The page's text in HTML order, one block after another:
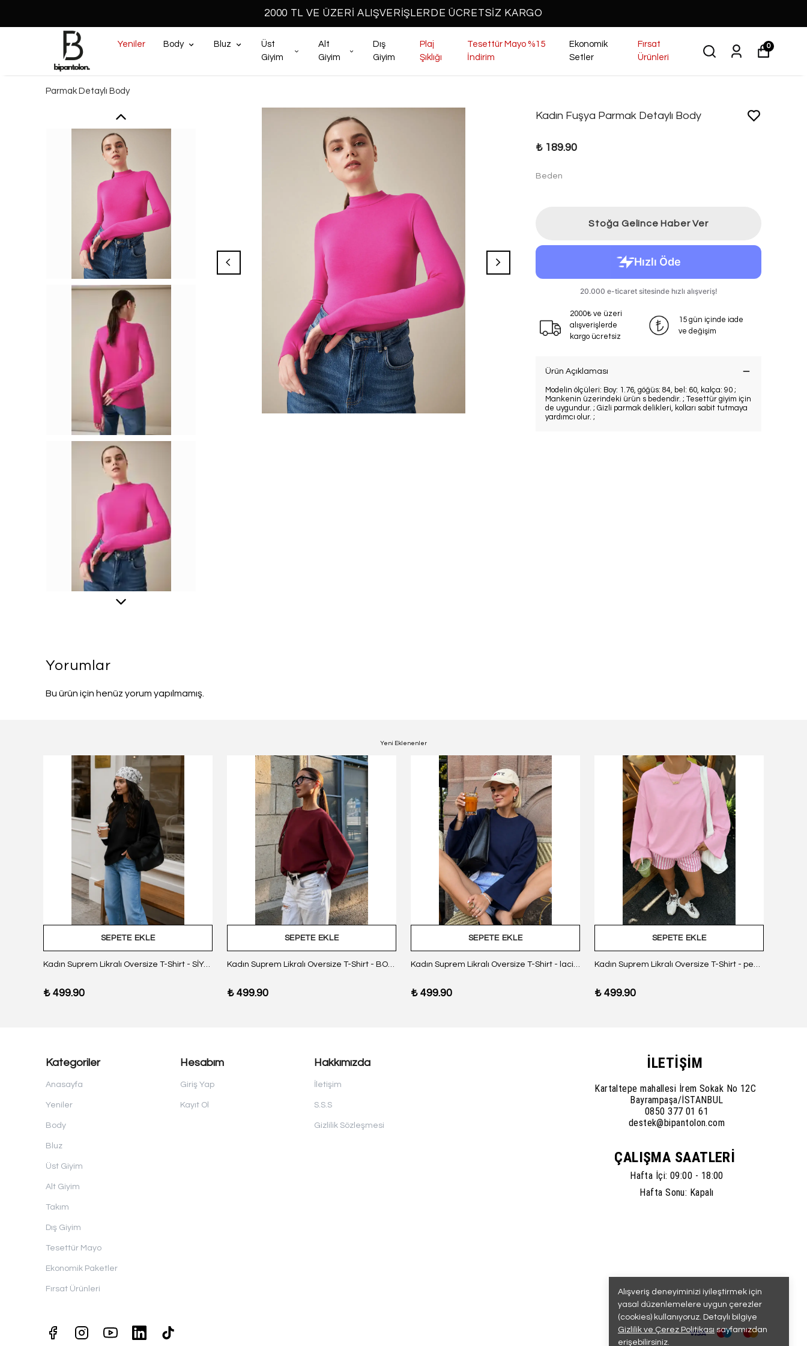
2000 TL VE ÜZERİ ALIŞVERİŞLERDE ÜCRETSİZ KARGO
Yeniler Body Bluz
Üst
Giyim
Alt
Giyim
Dış
Giyim
Plaj
Şıklığı
Tesettür Mayo %15
İndirim
Ekonomik
Setler
Fırsat
Ürünleri
0
Alışveriş deneyiminizi iyileştirmek için
yasal düzenlemelere uygun çerezler
(cookies) kullanıyoruz. Detaylı bilgiye
Gizlilik ve Çerez Politikası sayfamızdan
erişebilirsiniz.
Parmak Detaylı Body
Kadın Fuşya Parmak Detaylı Body
₺ 189.90
Beden
Stoğa Gelince Haber Ver
2000₺ ve üzeri
alışverişlerde
kargo ücretsiz
15 gün içinde iade
ve değişim
Ürün Açıklaması
Modelin ölçüleri: Boy: 1.76, göğüs: 84, bel: 60, kalça: 90 ;
Mankenin üzerindeki ürün s bedendir. ; Tesettür giyim için
de uygundur. ; Gizli parmak delikleri, kolları sabit tutmaya
yardımcı olur. ;
Yorumlar
Bu ürün için henüz yorum yapılmamış.
Yeni Eklenenler
SEPETE EKLE
Kadın Suprem Likralı Oversize T-Shirt - SİYAH
₺ 499.90
SEPETE EKLE
Kadın Suprem Likralı Oversize T-Shirt - BORDO
₺ 499.90
SEPETE EKLE
Kadın Suprem Likralı Oversize T-Shirt - lacivert
₺ 499.90
SEPETE EKLE
Kadın Suprem Likralı Oversize T-Shirt - pembe
₺ 499.90
Kategoriler
Anasayfa
Yeniler
Body
Bluz
Üst Giyim
Alt Giyim
Takım
Dış Giyim
Tesettür Mayo
Ekonomik Paketler
Fırsat Ürünleri
Hesabım
Giriş Yap
Kayıt Ol
Hakkımızda
İletişim
S.S.S
Gizlilik Sözleşmesi
İLETİŞİM
Kartaltepe mahallesi İrem Sokak No 12C
Bayrampaşa/İSTANBUL
0850 377 01 61
destek@bipantolon.com
ÇALIŞMA SAATLERİ
Hafta İçi: 09:00 - 18:00
Hafta Sonu: Kapalı